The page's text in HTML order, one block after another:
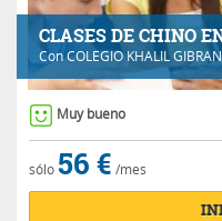
CLASES DE CHINO
ConCOLEGIO KHALIL GIBRAN
Muy bueno
sólo 56 € /mes